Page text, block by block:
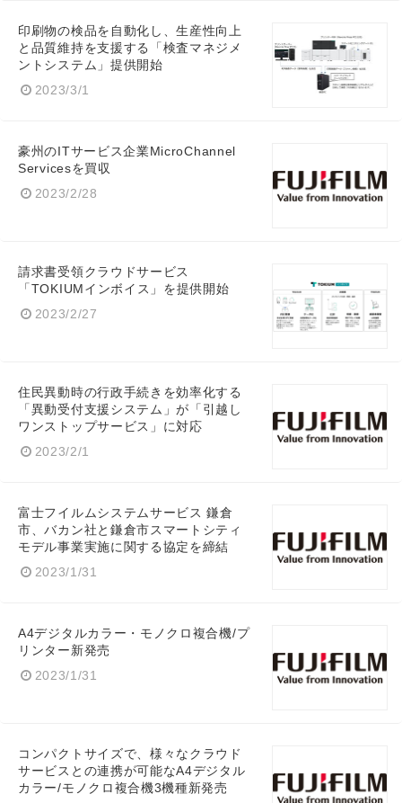
印刷物の検品を自動化し、生産性向上
と品質維持を支援する「検査マネジメ
ントシステム」提供開始
2023/3/1
豪州のITサービス企業MicroChannel
Servicesを買収
2023/2/28
請求書受領クラウドサービス
「TOKIUMインボイス」を提供開始
2023/2/27
住民異動時の行政手続きを効率化する
「異動受付支援システム」が「引越し
ワンストップサービス」に対応
2023/2/1
富士フイルムシステムサービス 鎌倉
市、バカン社と鎌倉市スマートシティ
モデル事業実施に関する協定を締結
2023/1/31
A4デジタルカラー・モノクロ複合機/プ
リンター新発売
2023/1/31
コンパクトサイズで、様々なクラウド
サービスとの連携が可能なA4デジタル
カラー/モノクロ複合機3機種新発売